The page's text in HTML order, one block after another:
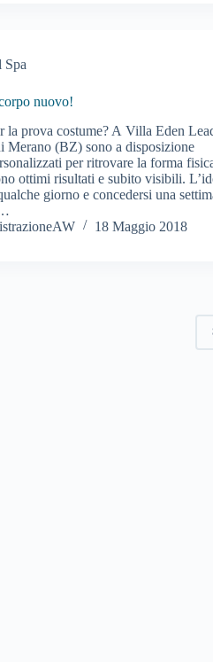
Spa
nuovo!
la prova costume? A Villa Eden
Merano (BZ) sono a disposizione
per ritrovare la forma
ottimi risultati e subito visibili.
giorno e concedersi una
18 Maggio 2018